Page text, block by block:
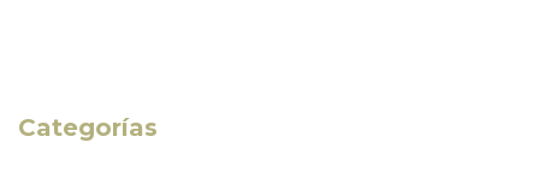
Categorías